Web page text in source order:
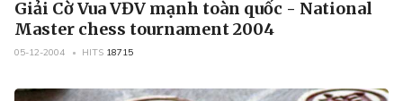
Giải Cờ Vua VĐV mạnh toàn quốc - National
Master chess tournament 2004
05-12-2004 HITS 18715